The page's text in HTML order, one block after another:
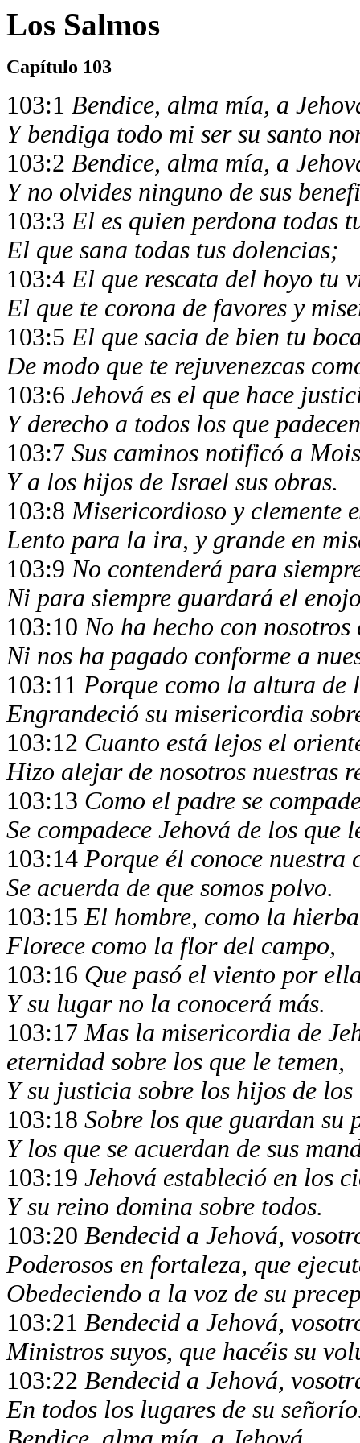
Los Salmos
Capítulo 103
103:1 Bendice, alma mía, a
Y bendiga todo mi ser su santo
103:2 Bendice, alma mía, a
Y no olvides ninguno de sus
103:3El es quien perdona todas
El que sana todas tus dolencias;
103:4El que rescata del hoyo tu
El que te corona de favores y
103:5El que sacia de bien tu
De modo que te rejuvenezcas
103:6 Jehová es el que hace
Y derecho a todos los que
103:7 Sus caminos notificó a
Y a los hijos de Israel sus obras.
103:8Misericordioso y clemente
Lento para la ira, y grande en
103:9No contenderá para
Ni para siempre guardará el
103:10No ha hecho con
Ni nos ha pagado conforme a
103:11 Porque como la altura de
Engrandeció su misericordia
103:12 Cuanto está lejos el
Hizo alejar de nosotros nuestras
103:13 Como el padre se
Se compadece Jehová de los que
103:14 Porque él conoce nuestra
Se acuerda de que somos polvo.
103:15El hombre, como la
Florece como la flor del campo,
103:16 Que pasó el viento por
Y su lugar no la conocerá más.
103:17Mas la misericordia de
eternidad sobre los que le temen,
Y su justicia sobre los hijos de
103:18 Sobre los que guardan su
Y los que se acuerdan de sus
103:19 Jehová estableció en los
Y su reino domina sobre todos.
103:20 Bendecid a Jehová,
Poderosos en fortaleza, que
Obedeciendo a la voz de su
103:21 Bendecid a Jehová,
Ministros suyos, que hacéis su
103:22 Bendecid a Jehová,
En todos los lugares de su